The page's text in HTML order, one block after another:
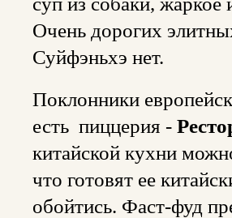
Очень дорогих
Суйфэньхэ нет.
Поклонники
есть пиццерия -
китайской кухни
что готовят ее
обойтись. Фаст-фуд